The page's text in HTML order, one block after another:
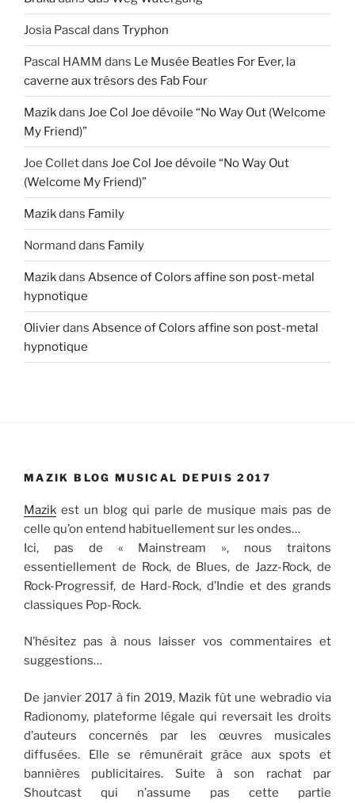
Josia Pascal dans Tryphon
Pascal HAMM dans Le Musée Beatles For Ever, la
caverne aux trésors des Fab Four
Mazikdans Joe Col Joe dévoile “No Way Out (Welcome
My Friend)”
Joe Colletdans Joe Col Joe dévoile “No Way Out
(Welcome My Friend)”
Mazikdans Family
Normand dans Family
Mazikdans Absence of Colors affine son post-metal
hypnotique
Olivierdans Absence of Colors affine son post-metal
hypnotique
MAZIK BLOG MUSICAL DEPUIS 2017
Mazik est un blog qui parle de musique mais pas de
celle qu’on entend habituellement sur les ondes…
Ici, pas de « Mainstream », nous traitons
essentiellement de Rock, de Blues, de Jazz-Rock, de
Rock-Progressif, de Hard-Rock, d’Indie et des grands
classiques Pop-Rock.
N’hésitez pas à nous laisser vos commentaires et
suggestions…
De janvier 2017 à fin 2019, Mazik fût une webradio via
Radionomy, plateforme légale qui reversait les droits
d’auteurs concernés par les œuvres musicales
diffusées. Elle se rémunérait grâce aux spots et
bannières publicitaires. Suite à son rachat par
Shoutcast qui n’assume pas cette partie